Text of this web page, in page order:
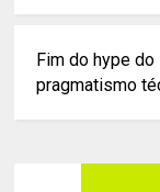
Fim do hype do
pragmatismo